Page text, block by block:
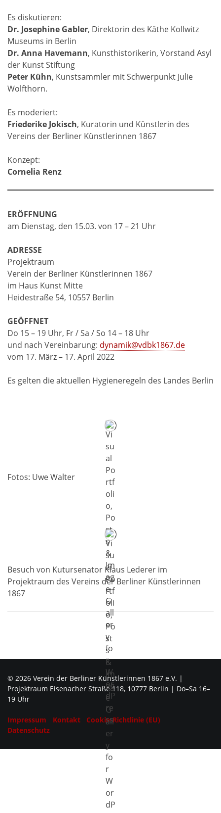
Es diskutieren:
Dr. Josephine Gabler, Direktorin des Käthe Kollwitz
Museums in Berlin
Dr. Anna Havemann, Kunsthistorikerin, Vorstand Asyl
der Kunst Stiftung
Peter Kühn, Kunstsammler mit Schwerpunkt Julie
Wolfthorn.
Es moderiert:
Friederike Jokisch, Kuratorin und Künstlerin des
Vereins der Berliner Künstlerinnen 1867
Konzept:
Cornelia Renz
ERÖFFNUNG
am Dienstag, den 15.03. von 17 – 21 Uhr
ADRESSE
Projektraum
Verein der Berliner Künstlerinnen 1867
im Haus Kunst Mitte
Heidestraße 54, 10557 Berlin
GEÖFFNET
Do 15 – 19 Uhr, Fr / Sa / So 14 – 18 Uhr
und nach Vereinbarung: dynamik@vdbk1867.de
vom 17. März – 17. April 2022
Es gelten die aktuellen Hygieneregeln des Landes Berlin
Fotos: Uwe Walter
Besuch von Kutursenator Klaus Lederer im
Projektraum des Vereins der Berliner Künstlerinnen
1867
© 2026 Verein der Berliner Künstlerinnen 1867 e.V. |
Projektraum Eisenacher Straße 118, 10777 Berlin | Do–Sa 16–
19 Uhr
Impressum Kontakt
Cookie-Richtlinie (EU)
Datenschutz